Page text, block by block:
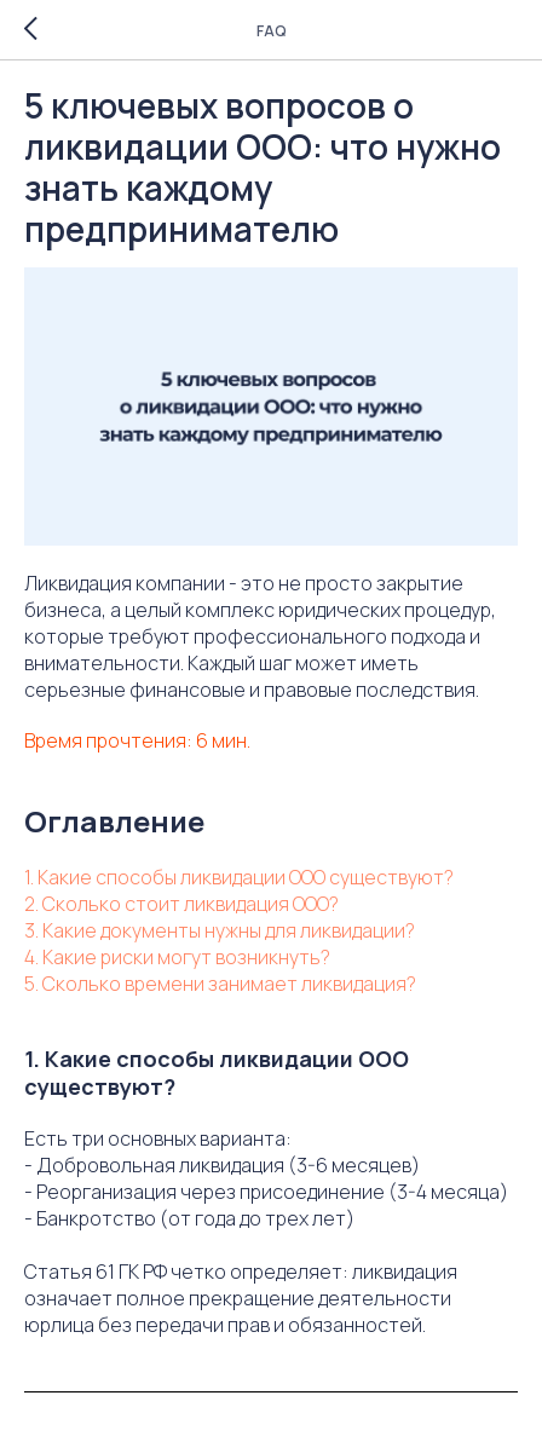
FAQ
5 ключевых вопросов о
ликвидации ООО: что нужно
знать каждому
предпринимателю
Ликвидация компании - это не просто закрытие
бизнеса, а целый комплекс юридических процедур,
которые требуют профессионального подхода и
внимательности. Каждый шаг может иметь
серьезные финансовые и правовые последствия.
Время прочтения: 6 мин.
Оглавление
1. Какие способы ликвидации ООО существуют?
2. Сколько стоит ликвидация ООО?
3. Какие документы нужны для ликвидации?
4. Какие риски могут возникнуть?
5. Сколько времени занимает ликвидация?
1. Какие способы ликвидации ООО
существуют?
Есть три основных варианта:
- Добровольная ликвидация (3-6 месяцев)
- Реорганизация через присоединение (3-4 месяца)
- Банкротство (от года до трех лет)
Статья 61 ГК РФ четко определяет: ликвидация
означает полное прекращение деятельности
юрлица без передачи прав и обязанностей.